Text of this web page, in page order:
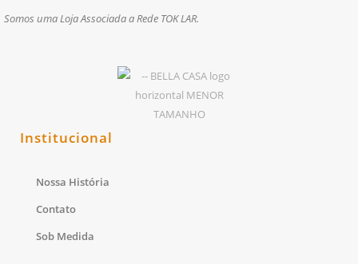
Somos uma Loja Associada a Rede TOK LAR.
Institucional
Nossa História
Contato
Sob Medida